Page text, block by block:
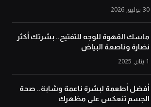
30 يوليو, 2026
ماسك القهوة للوجه للتفتيح.. بشرتك أكثر
نضارة وناصعة البياض
1 يناير, 2025
أفضل أطعمة لبشرة ناعمة وشابة.. صحة
الجسم تنعكس على مظهرك